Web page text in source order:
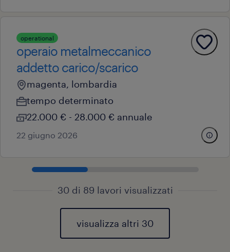
operational
operaio metalmeccanico
addetto carico/scarico
magenta, lombardia
tempo determinato
22.000 € - 28.000 € annuale
22 giugno 2026
30 di 89 lavori visualizzati
visualizza altri 30